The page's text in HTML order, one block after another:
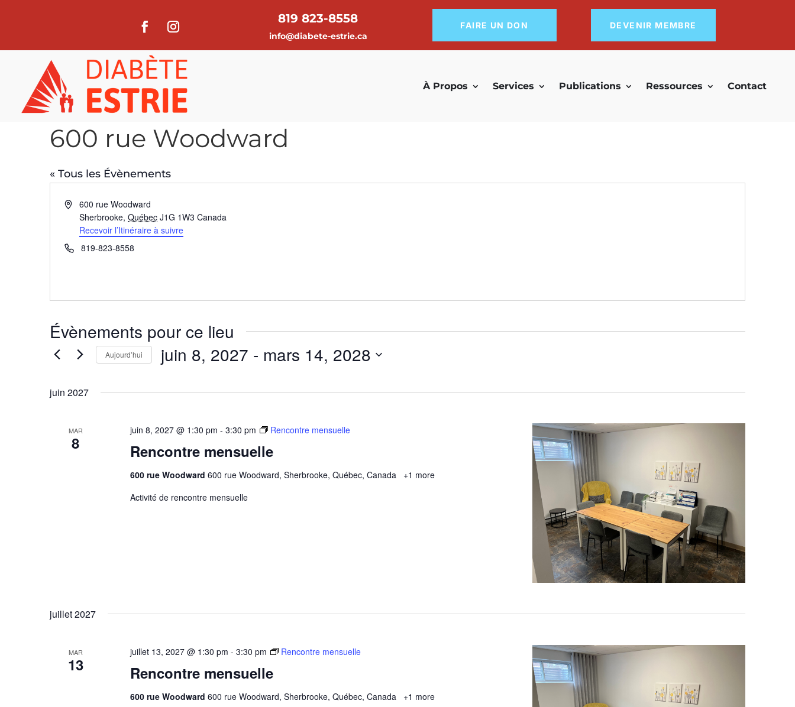
819 823-8558
info@diabete-estrie.ca
FAIRE UN DON DEVENIR MEMBRE
À Propos Services Publications Ressources Contact
600 rue Woodward
« Tous les Évènements
Adresse600 rue Woodward
Sherbrooke, Québec J1G 1W3 Canada
Recevoir l’Itinéraire à suivre
Téléphone
819-823-8558
Évènements pour ce lieu
Aujourd’hui juin 8, 2027 - mars 14, 2028
une
juin 2027
MAR
8 Rencontre mensuelle
juin 8, 2027 @ 1:30 pm - 3:30 pm Rencontre mensuelle
600 rue Woodward 600 rue Woodward, Sherbrooke, Québec, Canada
+1 more
Activité de rencontre mensuelle
juillet 2027
MAR
13 Rencontre mensuelle
juillet 13, 2027 @ 1:30 pm - 3:30 pm Rencontre mensuelle
600 rue Woodward 600 rue Woodward, Sherbrooke, Québec, Canada
+1 more